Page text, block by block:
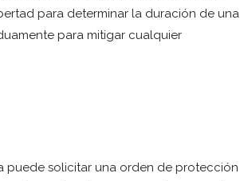
para determinar la duración de una
para mitigar cualquier
puede solicitar una orden de protección